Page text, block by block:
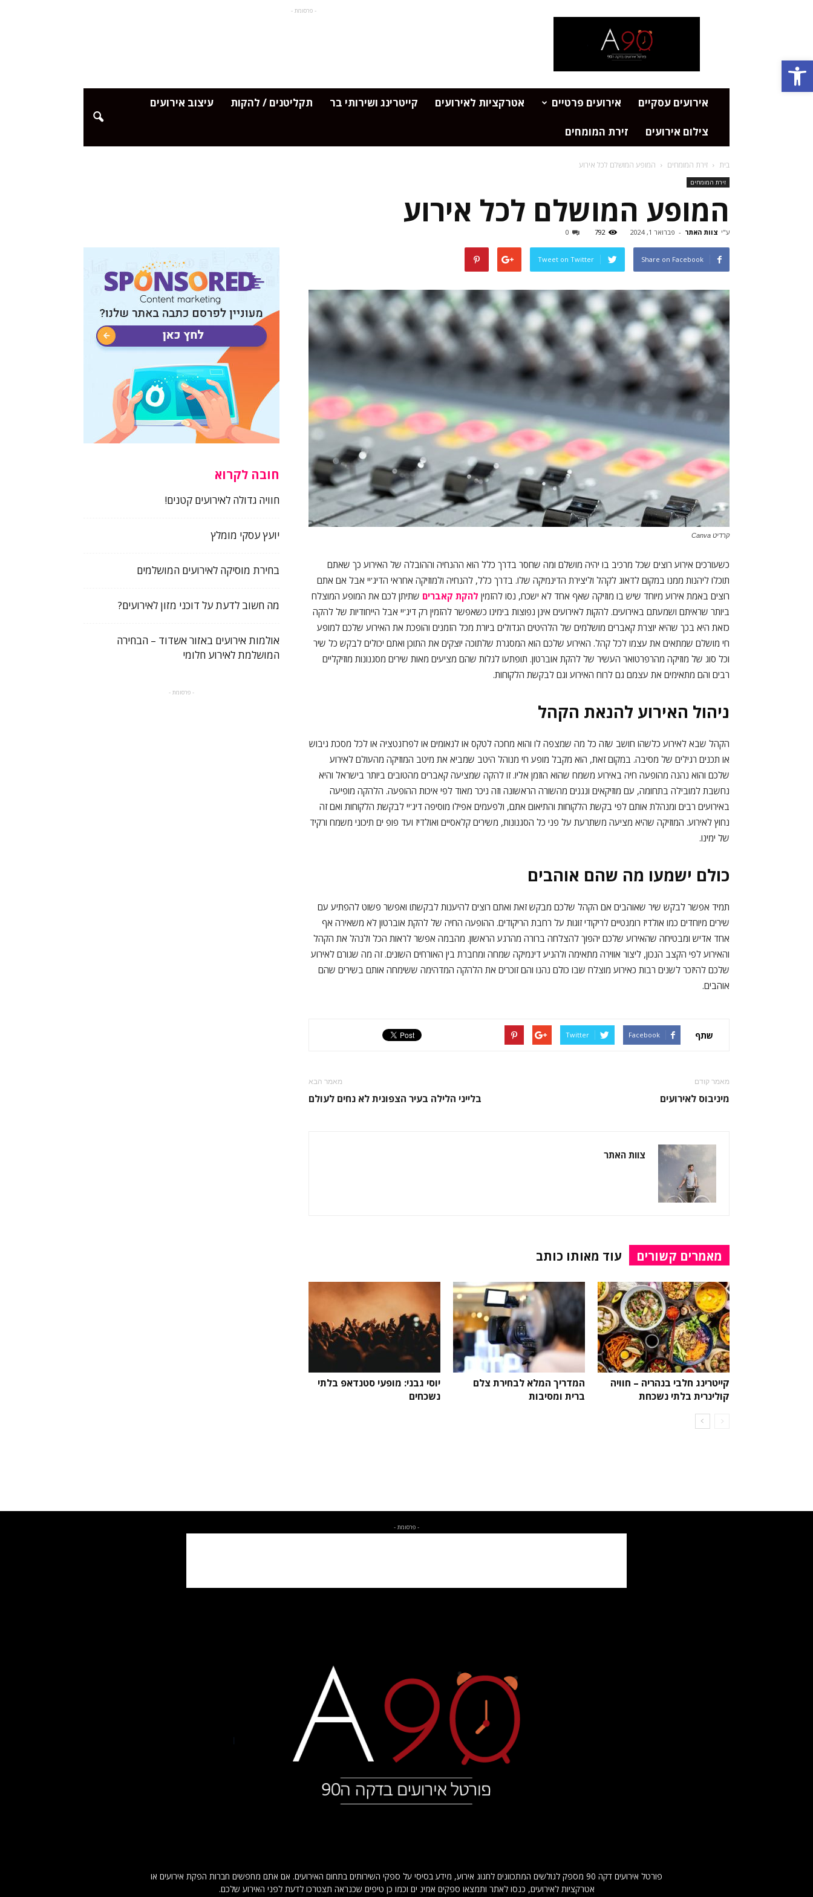
Open toolbar
- פרסומת -
אירועים עסקיים אירועים פרטיים אטרקציות לאירועים קייטרינג ושירותי בר תקליטנים / להקות עיצוב אירועים
צילום אירועים זירת המומחים
בית זירת המומחים המופע המושלם לכל אירוע
זירת המומחים
המופע המושלם לכל אירוע
ע"י צוות האתר - פברואר 1, 2024 792
0
Share on Facebook
Tweet on Twitter
קרדיט Canva
כשעורכים אירוע רוצים שכל מרכיב בו יהיה מושלם ומה שחסר בדרך כלל הוא ההנחיה וההובלה של האירוע כך שאתם
תוכלו ליהנות ממנו במקום לדאוג לקהל וליצירת הדינמיקה שלו. בדרך כלל, להנחיה ולמוזיקה אחראי הדיג'יי אבל אם אתם
רוצים באמת אירוע מיוחד שיש בו מוזיקה שאף אחד לא ישכח, נסו להזמין להקת קאברים שתיתן לכם את המופע המוצלח
ביותר שראיתם ושמעתם באירועים. להקות לאירועים אינן נפוצות בימינו כשאפשר להזמין רק דיג'יי אבל הייחודיות של להקה
כזאת היא בכך שהיא יוצרת קאברים מושלמים של הלהיטים הגדולים ביורת מכל הזמנים והופכת את האירוע שלכם למופע
חי מושלם שמתאים את עצמו לכל קהל. האירוע שלכם הוא המסגרת שלתוכה יוצקים את התוכן ואתם יכולים לבקש כל שיר
וכל סוג של מוזיקה מהרפרטואר העשיר של להקת אוברטון. תופתעו לגלות שהם מציעים מאות שירים מסגנונות מוזיקליים
רבים והם מתאימים את עצמם גם לרוח האירוע וגם לבקשת הלקוחות.
ניהול האירוע להנאת הקהל
הקהל שבא לאירוע כלשהו חושב שזה כל מה שמצפה לו והוא מחכה לטקס או לנאומים או לפרזנטציה או לכל מסכת גיבוש
או תכנים רגילים של מסיבה. במקום זאת, הוא מקבל מופע חי מנוהל היטב שמביא את מיטב המוזיקה מהעולם לאירוע
שלכם והוא נהנה מהופעה חיה באירוע משמח שהוא הוזמן אליו. זו להקה שמציעה קאברים מהטובים ביותר בישראל והיא
נחשבת למובילה בתחומה, עם מוזיקאים ונגנים מהשורה הראשונה וזה ניכר מאוד לפי איכות ההופעה. הלהקה מופיעה
באירועים רבים ומנהלת אותם לפי בקשת הלקוחות והתיאום אתם, ולפעמים אפילו מוסיפה דיג'יי לבקשת הלקוחות ואם זה
נחוץ לאירוע. המוזיקה שהיא מציעה משתרעת על פני כל הסגנונות, משירים קלאסיים ואולדיז ועד פופ ים תיכוני משמח ורקיד
של ימינו.
כולם ישמעו מה שהם אוהבים
תמיד אפשר לבקש שיר שאוהבים אם הקהל שלכם מבקש זאת ואתם רוצים להיענות לבקשתו ואפשר פשוט להפתיע עם
שירים מיוחדים כמו אולדיז רומנטיים לריקודי זוגות על רחבת הריקודים. ההופעה החיה של להקת אוברטון לא משאירה אף
אחד אדיש ומבטיחה שהאירוע שלכם יהפוך להצלחה ברורה מהרגע הראשון. מהבמה אפשר לראות הכל ולנהל את הקהל
והאירוע לפי הקצב הנכון, ליצור אווירה מתאימה ולהניע דינמיקה שמחה ומחברת בין האורחים השונים. זה מה שגורם לאירוע
שלכם להיזכר לשנים רבות כאירוע מוצלח שבו כולם נהנו והם זוכרים את הלהקה המדהימה ששימחה אותם בשירים שהם
אוהבים.
שתף Facebook
Twitter
מאמר קודם
מיניבוס לאירועים
מאמר הבא
בלייני הלילה בעיר הצפונית לא נחים לעולם
צוות האתר
מאמרים קשורים עוד מאותו כותב
קייטרינג חלבי בנהריה – חוויה
קולינרית בלתי נשכחת
המדריך המלא לבחירת צלם
ברית ומסיבות
יוסי גבני: מופעי סטנדאפ בלתי
נשכחים
חובה לקרוא
חוויה גדולה לאירועים קטנים!
יועץ עסקי מומלץ
בחירת מוסיקה לאירועים המושלמים
מה חשוב לדעת על דוכני מזון לאירועים?
אולמות אירועים באזור אשדוד – הבחירה
המושלמת לאירוע חלומי
- פרסומת -
- פרסומת -
פורטל אירועים דקה 90 מספק לגולשים המתכוונים לחגוג אירוע, מידע בסיסי על ספקי השירותים בתחום האירועים. אם אתם מחפשים חברות הפקת אירועים או
אטרקציות לאירועים, כנסו לאתר ותמצאו ספקים אמינ ים וכמו כן טיפים שכנראה תצטרכו לדעת לפני האירוע שלכם.